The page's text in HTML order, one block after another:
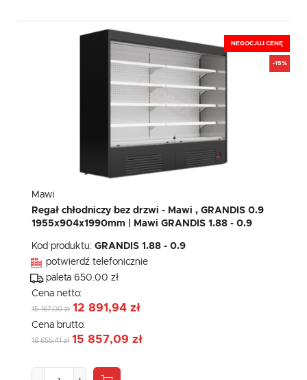
NEGOCJUJ CENĘ
-15%
Mawi
Regał chłodniczy bez drzwi - Mawi , GRANDIS 0.9
1955x904x1990mm | Mawi GRANDIS 1.88 - 0.9
Kod produktu: GRANDIS 1.88 - 0.9
potwierdź telefonicznie
paleta 650.00 zł
Cena netto:
15 167,00 zł 12 891,94 zł
Cena brutto:
18 655,41 zł 15 857,09 zł